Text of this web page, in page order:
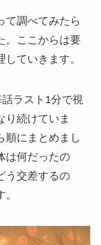
て調べてみたら
。ここからは要
ていきます。
ラスト1分で視
り続けていま
順にまとめまし
は何だったの
う交差するの